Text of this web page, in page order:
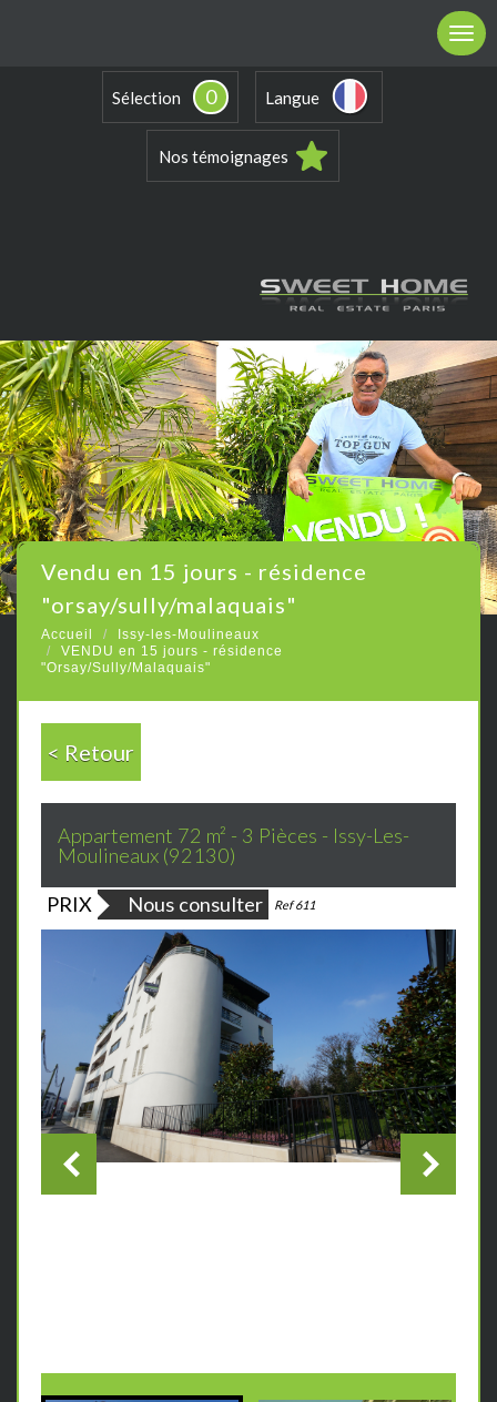
Sélection 0 Langue
Nos témoignages
vendu en 15 jours - résidence
"orsay/sully/malaquais"
Accueil
Issy-les-Moulineaux
VENDU en 15 jours - résidence
"Orsay/Sully/Malaquais"
< Retour
Appartement 72 m² - 3 Pièces - Issy-Les-
Moulineaux (92130)
PRIX
Nous consulter Ref 611
Bien vendu